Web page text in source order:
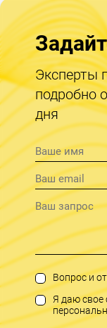
Эксперты
подробно
дня
Вопрос и
Я даю свое